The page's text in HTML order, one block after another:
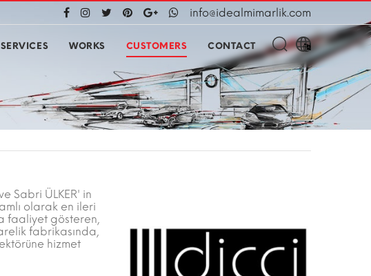
info@idealmimarlik.com
SERVICES WORKS CUSTOMERS CONTACT
Sabri ÜLKER' in
olarak en ileri
faaliyet gösteren,
fabrikasında,
hizmet